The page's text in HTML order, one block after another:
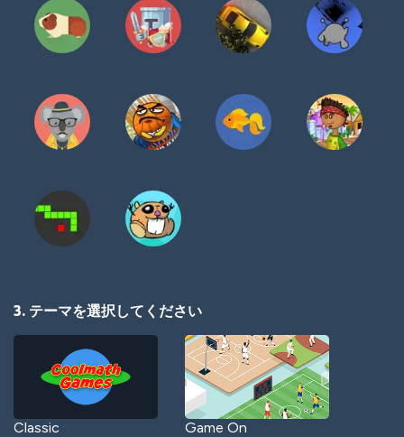
3. テーマを選択してください
Classic Game On